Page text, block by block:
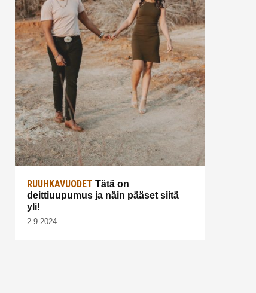
RUUHKAVUODET Tätä on
deittiuupumus ja näin pääset siitä
yli!
2.9.2024